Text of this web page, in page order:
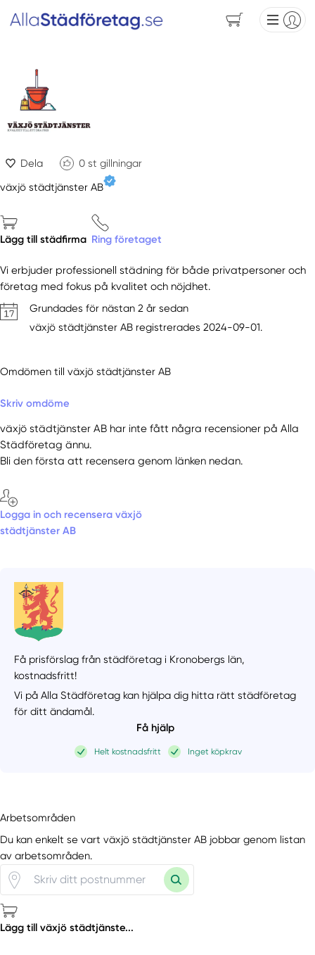
Dela 0 st gillningar
växjö städtjänster AB
Lägg till städfirma Ring företaget
Vi erbjuder professionell städning för både privatpersoner och
företag med fokus på kvalitet och nöjdhet.
Grundades för nästan 2 år sedan
växjö städtjänster AB registrerades 2024-09-01.
Omdömen till växjö städtjänster AB
Skriv omdöme
växjö städtjänster AB har inte fått några recensioner på Alla
Städföretag ännu.
Bli den första att recensera genom länken nedan.
Logga in och recensera växjö
städtjänster AB
Få prisförslag från städföretag i Kronobergs län,
kostnadsfritt!
Vi på Alla Städföretag kan hjälpa dig hitta rätt städföretag
för ditt ändamål.
Få hjälp
Helt kostnadsfritt Inget köpkrav
Arbetsområden
Du kan enkelt se vart växjö städtjänster AB jobbar genom listan
av arbetsområden.
Lägg till växjö städtjänste...